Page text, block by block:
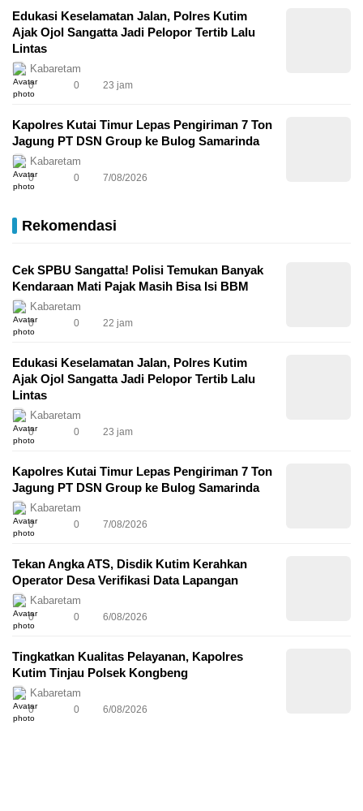
Edukasi Keselamatan Jalan, Polres Kutim
Ajak Ojol Sangatta Jadi Pelopor Tertib Lalu
Lintas
Kabaretam
0 0 23 jam
Kapolres Kutai Timur Lepas Pengiriman 7 Ton
Jagung PT DSN Group ke Bulog Samarinda
Kabaretam
0 0 7/08/2026
Rekomendasi
Cek SPBU Sangatta! Polisi Temukan Banyak
Kendaraan Mati Pajak Masih Bisa Isi BBM
Kabaretam
0 0 22 jam
Edukasi Keselamatan Jalan, Polres Kutim
Ajak Ojol Sangatta Jadi Pelopor Tertib Lalu
Lintas
Kabaretam
0 0 23 jam
Kapolres Kutai Timur Lepas Pengiriman 7 Ton
Jagung PT DSN Group ke Bulog Samarinda
Kabaretam
0 0 7/08/2026
Tekan Angka ATS, Disdik Kutim Kerahkan
Operator Desa Verifikasi Data Lapangan
Kabaretam
0 0 6/08/2026
Tingkatkan Kualitas Pelayanan, Kapolres
Kutim Tinjau Polsek Kongbeng
Kabaretam
0 0 6/08/2026